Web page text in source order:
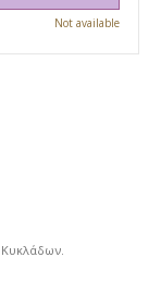
Not available
Κυκλάδων.